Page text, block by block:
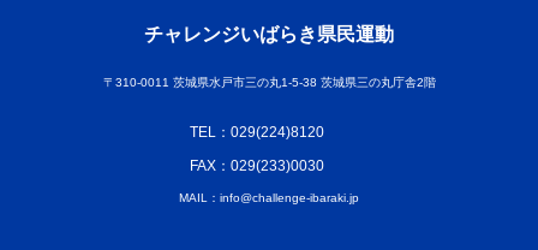
チャレンジいばらき県民運動
〒310-0011 茨城県水戸市三の丸1-5-38 茨城県三の丸庁舎2階
TEL：029(224)8120
FAX：029(233)0030
MAIL：info@challenge-ibaraki.jp